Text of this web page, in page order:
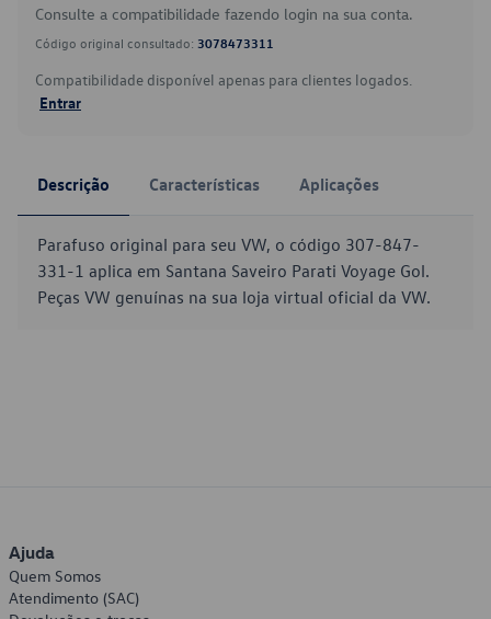
Consulte a compatibilidade fazendo login na sua conta.
Código original consultado: 3078473311
Compatibilidade disponível apenas para clientes logados.
Entrar
Descrição Características Aplicações
Parafuso original para seu VW, o código 307-847-
331-1 aplica em Santana Saveiro Parati Voyage Gol.
Peças VW genuínas na sua loja virtual oficial da VW.
Ajuda
Quem Somos
Atendimento (SAC)